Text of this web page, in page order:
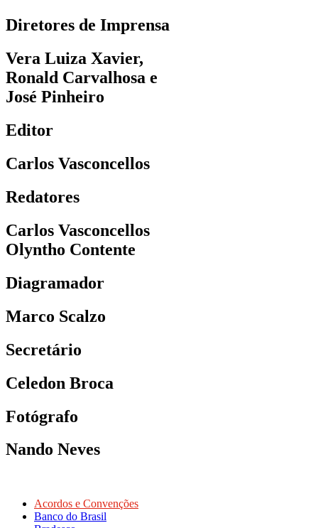
Diretores de Imprensa
Vera Luiza Xavier,
Ronald Carvalhosa e
José Pinheiro
Editor
Carlos Vasconcellos
Redatores
Carlos Vasconcellos
Olyntho Contente
Diagramador
Marco Scalzo
Secretário
Celedon Broca
Fotógrafo
Nando Neves
Acordos e Convenções
Banco do Brasil